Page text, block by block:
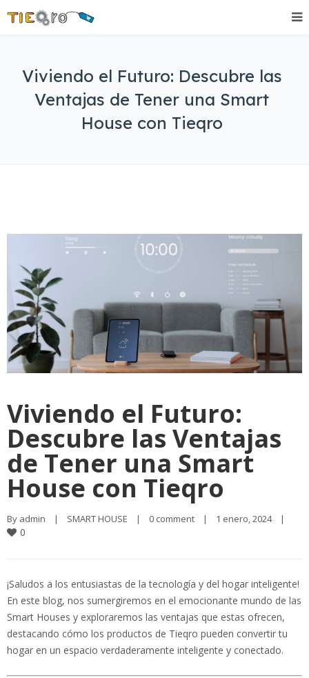
Viviendo el Futuro: Descubre las
Ventajas de Tener una Smart
House con Tieqro
Viviendo el Futuro:
Descubre las Ventajas
de Tener una Smart
House con Tieqro
By admin | SMART HOUSE | 0 comment | 1 enero, 2024 |
0
¡Saludos a los entusiastas de la tecnología y del hogar inteligente!
En este blog, nos sumergiremos en el emocionante mundo de las
Smart Houses y exploraremos las ventajas que estas ofrecen,
destacando cómo los productos de Tieqro pueden convertir tu
hogar en un espacio verdaderamente inteligente y conectado.